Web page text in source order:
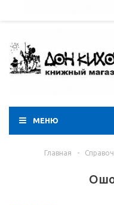
МЕНЮ
Главная -
Ошо